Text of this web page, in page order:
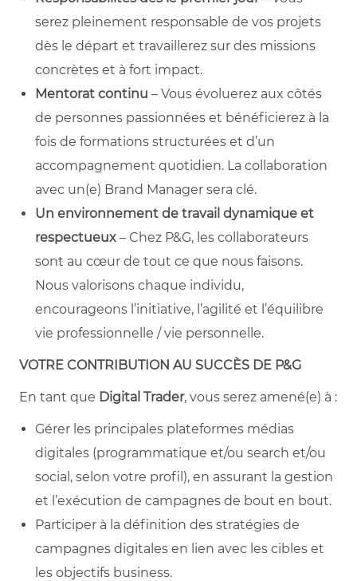
serez pleinement responsable de vos projets
dès le départ et travaillerez sur des missions
concrètes et à fort impact.
Mentorat continu – Vous évoluerez aux côtés
de personnes passionnées et bénéficierez à la
fois de formations structurées et d’un
accompagnement quotidien. La collaboration
avec un(e) Brand Manager sera clé.
Un environnement de travail dynamique et
respectueux – Chez P&G, les collaborateurs
sont au cœur de tout ce que nous faisons.
Nous valorisons chaque individu,
encourageons l’initiative, l’agilité et l’équilibre
vie professionnelle / vie personnelle.
VOTRE CONTRIBUTION AU SUCCÈS DE P&G
En tant que Digital Trader, vous serez amené(e) à :
Gérer les principales plateformes médias
digitales (programmatique et/ou search et/ou
social, selon votre profil), en assurant la gestion
et l’exécution de campagnes de bout en bout.
Participer à la définition des stratégies de
campagnes digitales en lien avec les cibles et
les objectifs business.